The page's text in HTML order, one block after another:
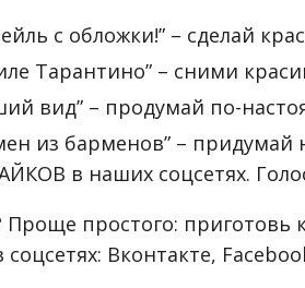
с обложки!” – сделай
Тарантино” – сними
вид” – продумай по-
из барменов” – придумай
в наших соцсетях.
Проще простого:
соцсетях: Вконтакте,